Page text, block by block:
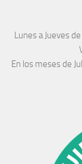
Lunes a Jueves
En los meses de